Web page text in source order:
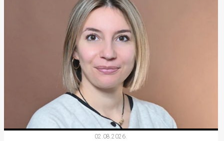
02.08.2026.